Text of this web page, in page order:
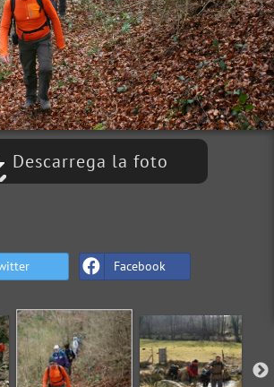
Descarrega la foto
Facebook